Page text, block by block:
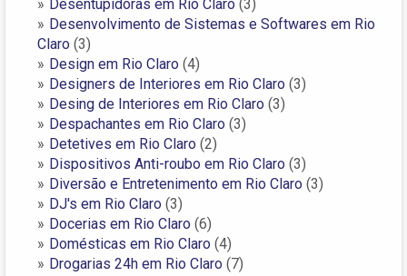
Desentupidoras em Rio Claro (3)
Desenvolvimento de Sistemas e Softwares em Rio
Claro (3)
Design em Rio Claro (4)
Designers de Interiores em Rio Claro (3)
Desing de Interiores em Rio Claro (3)
Despachantes em Rio Claro (3)
Detetives em Rio Claro (2)
Dispositivos Anti-roubo em Rio Claro (3)
Diversão e Entretenimento em Rio Claro (3)
DJ's em Rio Claro (3)
Docerias em Rio Claro (6)
Domésticas em Rio Claro (4)
Drogarias 24h em Rio Claro (7)